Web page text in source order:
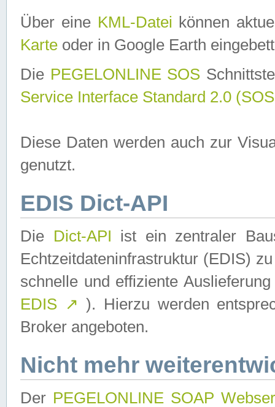
Über eine KML-Datei können
Karte oder in Google Earth
Die PEGELONLINE SOS
Service Interface Standard 2.0
Diese Daten werden auch zur
genutzt.
EDIS Dict-API
Die Dict-API ist ein zentraler
Echtzeitdateninfrastruktur (EDIS)
schnelle und effiziente
EDIS ↗ ). Hierzu werden
Broker angeboten.
Nicht mehr
Der PEGELONLINE SOAP